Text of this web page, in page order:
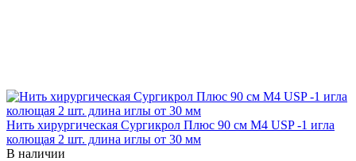
Нить хирургическая Сургикрол Плюс 90 см М4 USP -1 игла
колющая 2 шт. длина иглы от 30 мм
В наличии